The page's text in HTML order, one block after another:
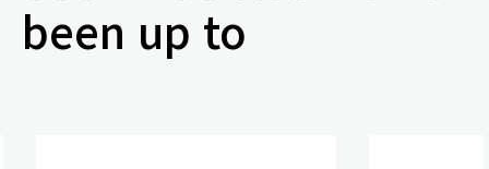
been up to